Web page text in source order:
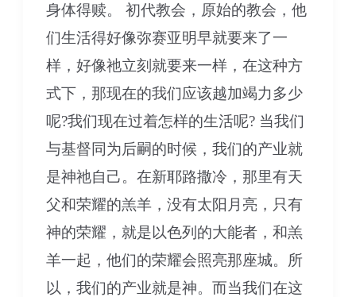
身体得赎。 初代教会，原始的教会，他
们生活得好像弥赛亚明早就要来了一
样，好像祂立刻就要来一样，在这种方
式下，那现在的我们应该越加竭力多少
呢?我们现在过着怎样的生活呢? 当我们
与基督同为后嗣的时候，我们的产业就
是神祂自己。在新耶路撒冷，那里有天
父和荣耀的羔羊，没有太阳月亮，只有
神的荣耀，就是以色列的大能者，和羔
羊一起，他们的荣耀会照亮那座城。所
以，我们的产业就是神。而当我们在这